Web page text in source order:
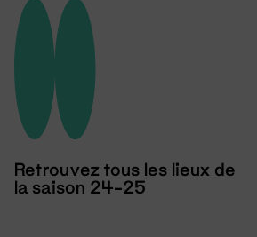
Retrouvez tous les lieux de
la saison 24-25